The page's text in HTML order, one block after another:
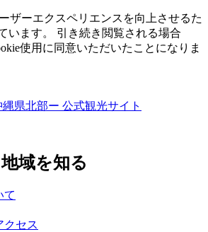
ザーエクスペリエンスを向上させるた
います。 引き続き閲覧される場合
使用に同意いただいたことになりま
縄県北部ー 公式観光サイト
域を知る
て
クセス